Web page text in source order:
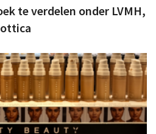
te verdelen onder LVMH,